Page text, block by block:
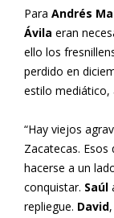
Para Andrés
Ávila eran
ello los
perdido en
estilo mediático,
“Hay viejos
Zacatecas.
hacerse a un
conquistar. Saúl
repliegue. David